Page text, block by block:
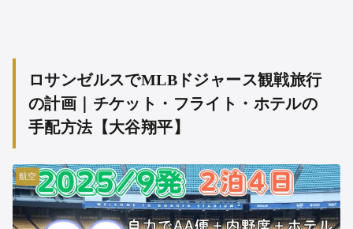
ロサンゼルスでMLBドジャース観戦旅行
の計画｜チケット・フライト・ホテルの
手配方法【大谷翔平】
航空